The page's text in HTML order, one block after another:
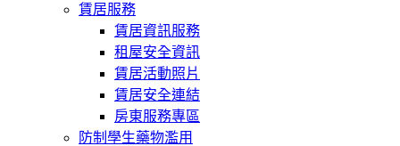
賃居服務
賃居資訊服務
租屋安全資訊
賃居活動照片
賃居安全連結
房東服務專區
防制學生藥物濫用